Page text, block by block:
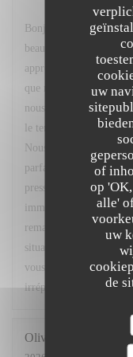
uw
of
op
alle'
uw
de
gereageerd
Bonjour M. Haze, Un
beau commentaire.
appréciez
que notre menu du
nous font très plaisir.
le temps de nous
Nous sommes
parfaitement la gêne
pressé. Nous sommes
immédiatement en vous
remarques ont été
situation ne se
vous accueillir très
irréprochable. Bien
Olivier